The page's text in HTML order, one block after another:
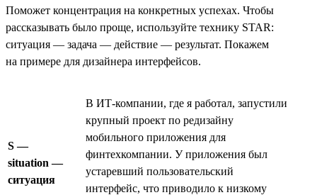
Поможет концентрация на конкретных успехах. Чтобы
рассказывать было проще, используйте технику STAR:
ситуация — задача — действие — результат. Покажем
на примере для дизайнера интерфейсов.
S —
situation —
ситуация
В ИТ-компании, где я работал, запустили
крупный проект по редизайну
мобильного приложения для
финтехкомпании. У приложения был
устаревший пользовательский
интерфейс, что приводило к низкому